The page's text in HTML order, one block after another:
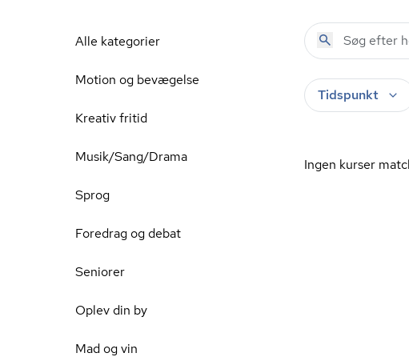
Alle kategorier
Motion og bevægelse
Kreativ fritid
Musik/Sang/Drama
Sprog
Foredrag og debat
Seniorer
Oplev din by
Mad og vin
Tidspunkt
Ingen kurser